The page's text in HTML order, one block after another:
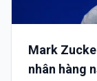
Mark
nhân hàng